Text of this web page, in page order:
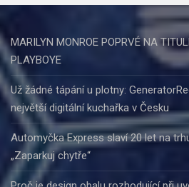
MARILYN MONROE POPRVÉ NA
PLAYBOYE
Už žádné tápání u plotny:
největší digitální kuchařka v Česku
Automyčka Express slaví 20 let na
„Zaparkuj chytře“